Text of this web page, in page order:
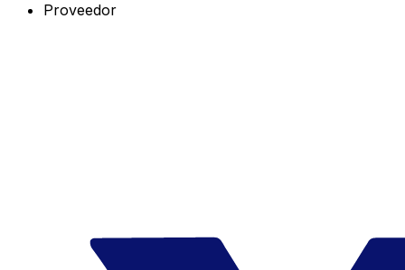
Proveedor